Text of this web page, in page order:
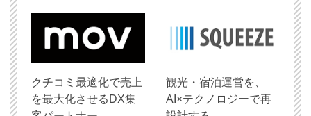
クチコミ最適化で売上
を最大化させるDX集
観光・宿泊運営を、
AI×テクノロジーで再